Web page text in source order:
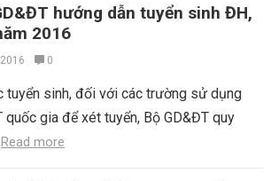
hướng dẫn tuyển sinh ĐH,
2016
0
tuyển sinh, đối với các trường sử dụng
quốc gia để xét tuyển, Bộ GD&ĐT quy
Read more